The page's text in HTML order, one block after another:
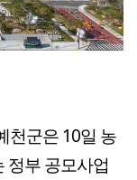
천군은 10일 농
정부 공모사업